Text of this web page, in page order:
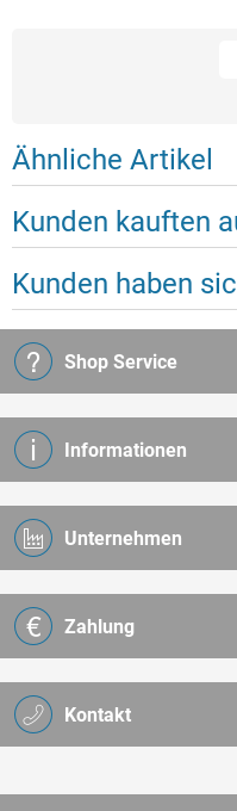
Ähnliche Artikel
Kunden kauften
Kunden haben
Kontakt
Shop Service
Informationen
Unternehmen
Zahlung